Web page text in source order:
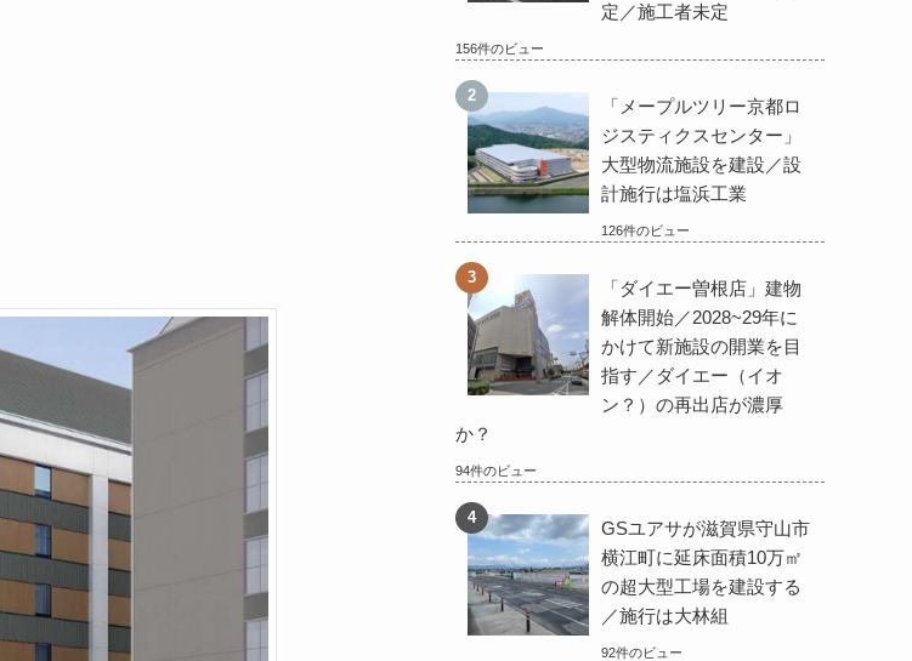
定／施工者未定
156件のビュー
「メープルツリー京都ロ
ジスティクスセンター」
大型物流施設を建設／設
計施行は塩浜工業
126件のビュー
「ダイエー曽根店」建物
解体開始／2028~29年に
かけて新施設の開業を目
指す／ダイエー（イオ
ン？）の再出店が濃厚
か？
94件のビュー
GSユアサが滋賀県守山市
横江町に延床面積10万㎡
の超大型工場を建設する
／施行は大林組
92件のビュー